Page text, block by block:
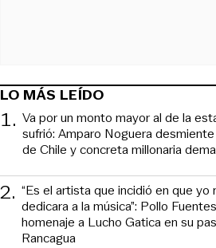
LO MÁS LEÍDO
1. Va por un monto mayor al de la
sufrió: Amparo Noguera
de Chile y concreta millonaria
2. “Es el artista que incidió en que yo
dedicara a la música”: Pollo
homenaje a Lucho Gatica en su
Rancagua